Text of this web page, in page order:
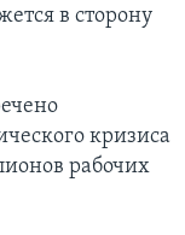
в сторону
кризиса
рабочих